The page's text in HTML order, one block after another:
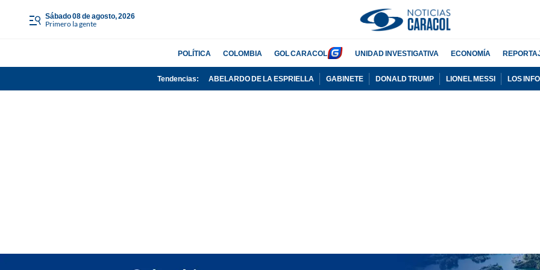
sábado 08 de agosto, 2026
Primero la gente
POLÍTICA COLOMBIA GOL CARACOL UNIDAD INVESTIGATIVA ECONOMÍA
Tendencias: ABELARDO DE LA ESPRIELLA GABINETE DONALD TRUMP LIONEL MESSI LOS